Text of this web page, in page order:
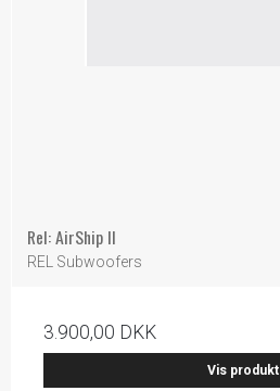
Rel: AirShip ll
REL Subwoofers
3.900,00 DKK
Vis produkt